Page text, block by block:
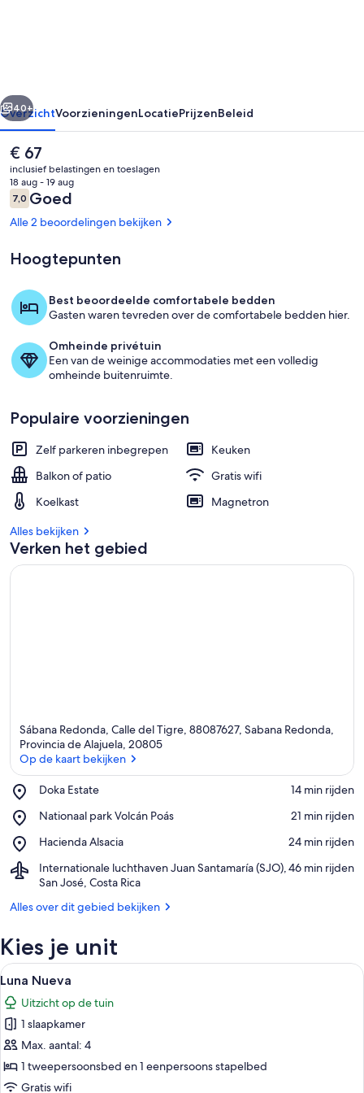
Volgende
40+
OverzichtVoorzieningenLocatiePrijzenBeleid
De
huidige
prijs
is
€ 67
€ 67
inclusief belastingen en toeslagen
18 aug - 19 aug
Beoordelingen
7,07,0 op 10 –
Goed
Alle 2 beoordelingen bekijken
Hoogtepunten
Best beoordeelde comfortabele bedden
Gasten waren tevreden over de comfortabele bedden hier.
Omheinde privétuin
Een van de weinige accommodaties met een volledig
omheinde buitenruimte.
Populaire voorzieningen
Zelf parkeren inbegrepen
Keuken
Balkon of patio
Gratis wifi
Koelkast
Magnetron
Alles bekijken
Verken het gebied
Sábana Redonda, Calle del Tigre, 88087627, Sabana Redonda,
Provincia de Alajuela, 20805
Op de kaart bekijken
Doka Estate
Place,
Estate
‪14 min rijden‬
Nationaal park Volcán Poás
Place,
park
Poás
‪21 min rijden‬
Hacienda Alsacia
Place,
Alsacia
‪24 min rijden‬
Internationale luchthaven Juan Santamaría (SJO),
San José, Costa Rica
Airport,
Internationale
Juan
(SJO),
San
Costa
Rica
‪46 min rijden‬
Alles over dit gebied bekijken
Kies je unit
Alle
foto's
voor
Luna
Nueva
laden
Een slaapkamer met een rode
7
Luna Nueva
Uitzicht op de tuin
1 slaapkamer
Max. aantal: 4
1 tweepersoonsbed en 1 eenpersoons stapelbed
Gratis wifi